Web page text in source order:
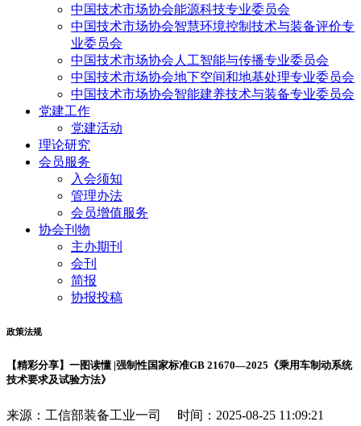
中国技术市场协会能源科技专业委员会
中国技术市场协会智慧环境控制技术与装备评价专
业委员会
中国技术市场协会人工智能与传播专业委员会
中国技术市场协会地下空间和地基处理专业委员会
中国技术市场协会智能建养技术与装备专业委员会
党建工作
党建活动
理论研究
会员服务
入会须知
管理办法
会员增值服务
协会刊物
主办期刊
会刊
简报
协报投稿
政策法规
【精彩分享】一图读懂 |强制性国家标准GB 21670—2025《乘用车制动系统
技术要求及试验方法》
来源：工信部装备工业一司 时间：2025-08-25 11:09:21